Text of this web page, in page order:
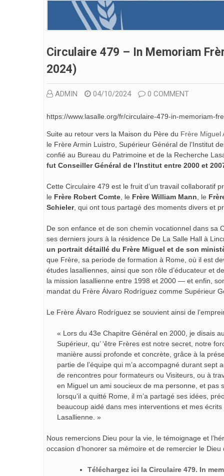
Circulaire 479 – In Memoriam
2024)
ADMIN 04/10/2024 0 COMMENT
https://www.lasalle.org/fr/circulaire-479-in-memoriam-
Suite au retour vers la Maison du Père du Frère Miguel
le Frère Armin Luistro, Supérieur Général de l’Institut
confié au Bureau du Patrimoine et de la Recherche
fut Conseiller Général de l’Institut entre 2000 et
Cette Circulaire 479 est le fruit d’un travail collaboratif
le Frère Robert Comte, le Frère William Mann, le
Schieler, qui ont tous partagé des moments divers et
De son enfance et de son chemin vocationnel dans sa
ses derniers jours à la résidence De La Salle Hall à
un portrait détaillé du Frère Miguel et de son
que Frère, sa periode de formation à Rome, où il est
études lasalliennes, ainsi que son rôle d’éducateur et
la mission lasallienne entre 1998 et 2000 — et enfin,
mandat du Frère Álvaro Rodríguez comme Supérieur
Le Frère Álvaro Rodríguez se souvient ainsi de
« Lors du 43e Chapitre Général en 2000, je disais
Supérieur, qu’ ‘être Frères est notre secret, notre
manière aussi profonde et concrète, grâce à la
partie de l’équipe qui m’a accompagné durant sept
de rencontres pour formateurs ou Visiteurs, ou à
en Miguel un ami soucieux de ma personne, et pas
lorsqu’il a quitté Rome, il m’a partagé ses idées,
beaucoup aidé dans mes interventions et mes
Lasallienne. »
Nous remercions Dieu pour la vie, le témoignage et
occasion d’honorer sa mémoire et de remercier le
Téléchargez ici la Circulaire 479. In